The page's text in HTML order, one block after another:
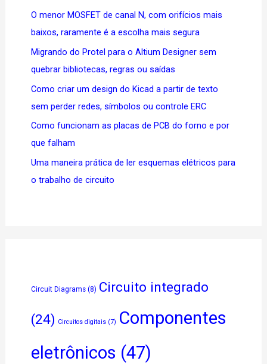
O menor MOSFET de canal N, com orifícios mais
baixos, raramente é a escolha mais segura
Migrando do Protel para o Altium Designer sem
quebrar bibliotecas, regras ou saídas
Como criar um design do Kicad a partir de texto
sem perder redes, símbolos ou controle ERC
Como funcionam as placas de PCB do forno e por
que falham
Uma maneira prática de ler esquemas elétricos para
o trabalho de circuito
Circuit Diagrams (8) Circuito integrado
(24) Circuitos digitais (7) Componentes
eletrônicos (47)